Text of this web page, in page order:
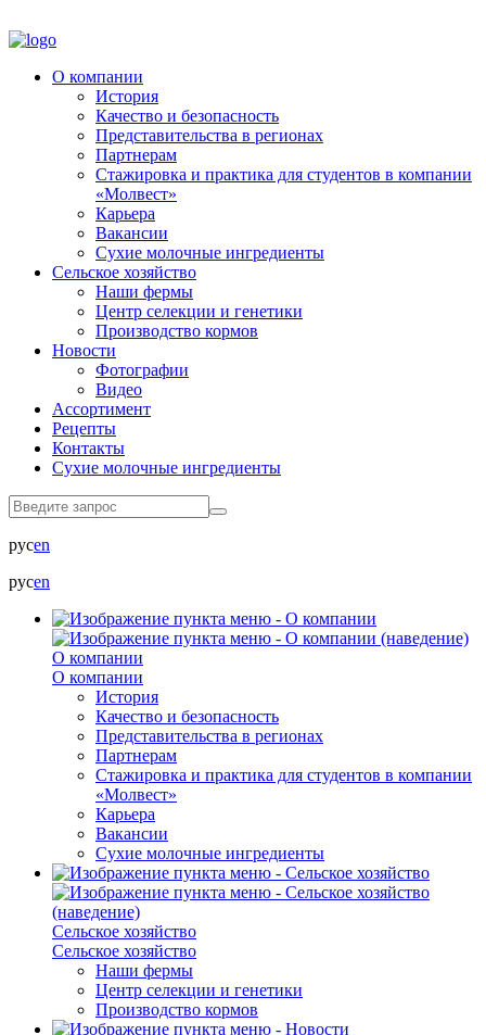
О компании
История
Качество и безопасность
Представительства в регионах
Партнерам
Стажировка и практика для студентов в компании
«Молвест»
Карьера
Вакансии
Сухие молочные ингредиенты
Сельское хозяйство
Наши фермы
Центр селекции и генетики
Производство кормов
Новости
Фотографии
Видео
Ассортимент
Рецепты
Контакты
Сухие молочные ингредиенты
русen
русen
О компании
О компании
История
Качество и безопасность
Представительства в регионах
Партнерам
Стажировка и практика для студентов в компании
«Молвест»
Карьера
Вакансии
Сухие молочные ингредиенты
Сельское хозяйство
Сельское хозяйство
Наши фермы
Центр селекции и генетики
Производство кормов